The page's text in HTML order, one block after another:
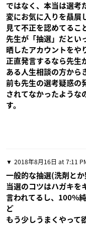
ではなく、本当は選考
変にお気に入りを贔屓
見て不正を認めてるこ
先生が「抽選」だとい
晒したアカウントをや
正直発言するなら先生
ある人生相談の方から
前も先生の選考疑惑の
されてなかったような
す。
2018年8月16日 at 7:11
一般的な抽選(洗剤と
当選のコツはハガキを
言われてるし、100%
ど
もう少しうまくやって